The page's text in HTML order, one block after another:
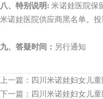
八、特别说明:米诺娃医院保
米诺娃医院供应商黑名单。投
九、答疑时间： 另行通知
上一篇： 四川米诺娃妇女儿
下一篇： 四川米诺娃妇女儿